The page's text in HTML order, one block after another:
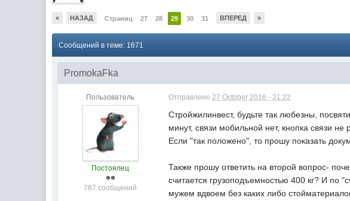
« НАЗАД Страниц 27 28 29 30 31 ВПЕРЕД »
Сообщений в теме: 1671
PromokaFka
Пользователь
Постоялец
787 сообщений
Отправлено27 October 2016 - 21:22
Стройжилинвест, будьте так любезны,
минут, связи мобильной нет, кнопка связи
Если "так положено", то прошу показать
Также прошу ответить на второй вопрос-
считается грузоподъемностью 400 кг? И по
мужем вдвоем без каких либо